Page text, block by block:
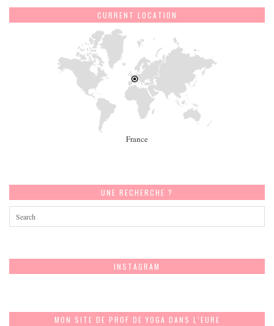
CURRENT LOCATION
France
UNE RECHERCHE ?
INSTAGRAM
MON SITE DE PROF DE YOGA DANS L’EURE